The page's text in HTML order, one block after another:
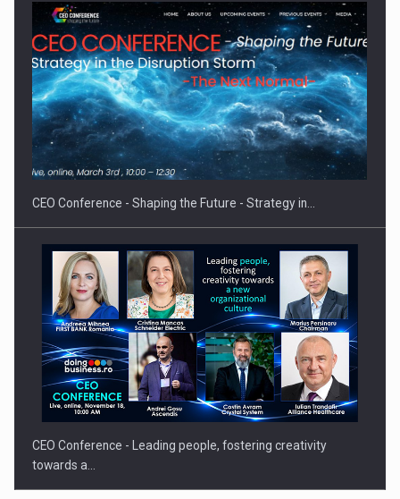
Proteinmaxxing and the Future of Protein Demand
CEO Conference - Shaping the Future - Strategy in…
CEO Conference - Leading people, fostering creativity
towards a…